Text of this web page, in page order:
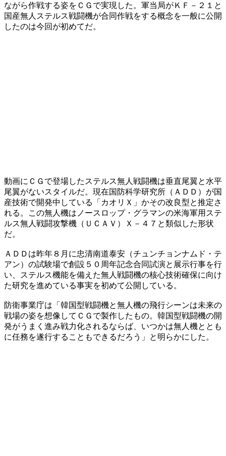
ながら作戦する姿をＣＧで実現した。軍当局がＫＦ－２１と
国産無人ステルス戦闘機が合同作戦をする概念を一般に公開
したのは今回が初めてだ。
動画にＣＧで登場したステルス無人戦闘機は垂直尾翼と水平
尾翼がないスタイルだ。現在国防科学研究所（ＡＤＤ）が国
産技術で開発中している「カオリＸ」かその改良型と推定さ
れる。この無人機はノースロップ・グラマンの米海軍用ステ
ルス無人戦闘攻撃機（ＵＣＡＶ）Ｘ－４７と類似した形状
だ。
ＡＤＤは昨年８月に忠清南道泰安（チュンチョンナムド・テ
アン）の試験場で創設５０周年記念合同試演と展示行事を行
い、ステルス機能を備えた無人戦闘機の核心技術確保に向け
た研究を進めている事実を初めて公開している。
防衛事業庁は「韓国型戦闘機と無人機の飛行シーンは未来の
戦場の姿を想像してＣＧで製作したもの。韓国型戦闘機の開
発がうまく進み戦力化されるならば、いつかは無人機ととも
に任務を遂行することもできるだろう」と明らかにした。